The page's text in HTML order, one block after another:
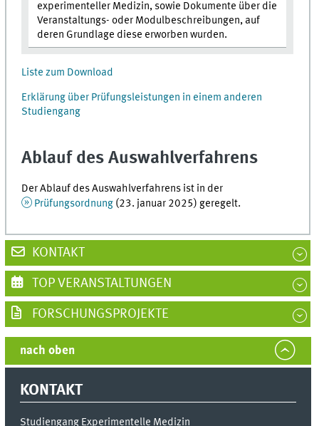
experimenteller Medizin, sowie Dokumente über die
Veranstaltungs- oder Modulbeschreibungen, auf
deren Grundlage diese erworben wurden.
Liste zum Download
Erklärung über Prüfungsleistungen in einem anderen
Studiengang
Ablauf des Auswahlverfahrens
Der Ablauf des Auswahlverfahrens ist in der
Prüfungsordnung (23. januar 2025) geregelt.
KONTAKT
TOP VERANSTALTUNGEN
FORSCHUNGSPROJEKTE
nach oben
KONTAKT
Studiengang Experimentelle Medizin